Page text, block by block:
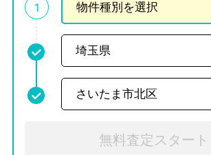
1
無料査定スタート